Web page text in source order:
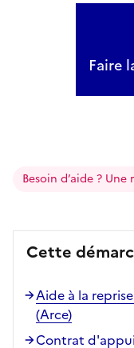
Faire
Besoin d’aide ? Une
Cette
Aide à la
(Arce)
Contrat